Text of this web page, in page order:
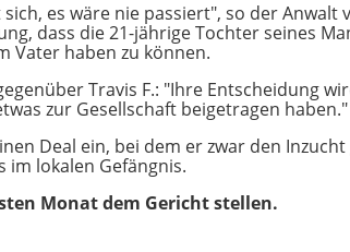
es wäre nie passiert", so der Anwalt
dass die 21-jährige Tochter seines
Vater haben zu können.
Travis F.: "Ihre Entscheidung
zur Gesellschaft beigetragen haben."
Deal ein, bei dem er zwar den
im lokalen Gefängnis.
Monat dem Gericht stellen.